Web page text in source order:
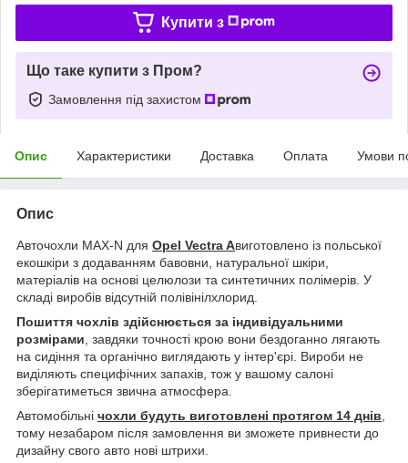
Купити з
Що таке купити з Пром?
Замовлення під захистом
Опис Характеристики Доставка Оплата Умови
Опис
Авточохли MAX-N для Opel Vectra Aвиготовлено із польської
екошкіри з додаванням бавовни, натуральної шкіри,
матеріалів на основі целюлози та синтетичних полімерів. У
складі виробів відсутній полівінілхлорид.
Пошиття чохлів здійснюється за індивідуальними
розмірами , завдяки точності крою вони бездоганно лягають
на сидіння та органічно виглядають у інтер'єрі. Вироби не
виділяють специфічних запахів, тож у вашому салоні
зберігатиметься звична атмосфера.
Автомобільні чохли будуть виготовлені протягом 14 днів
тому незабаром після замовлення ви зможете привнести до
дизайну свого авто нові штрихи.